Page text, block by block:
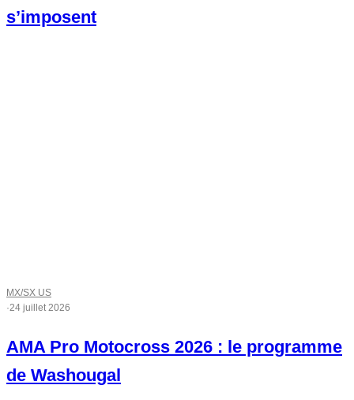
s’imposent
MX/SX US
·24 juillet 2026
AMA Pro Motocross 2026 : le programme
de Washougal